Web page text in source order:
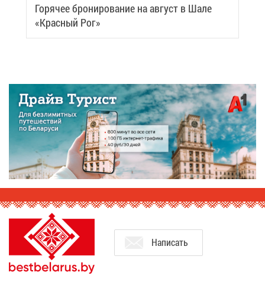
Го­ря­чее бро­ни­ро­ва­ние на ав­густ в Ша­ле
«Крас­ный Рог»
На­пи­сать